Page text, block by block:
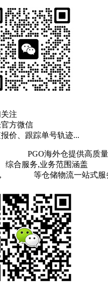
注
方微信
价、跟踪单号轨迹...
PGO海外仓提供高质
综合服务,业务范围涵盖
, 等仓储物流一站式服